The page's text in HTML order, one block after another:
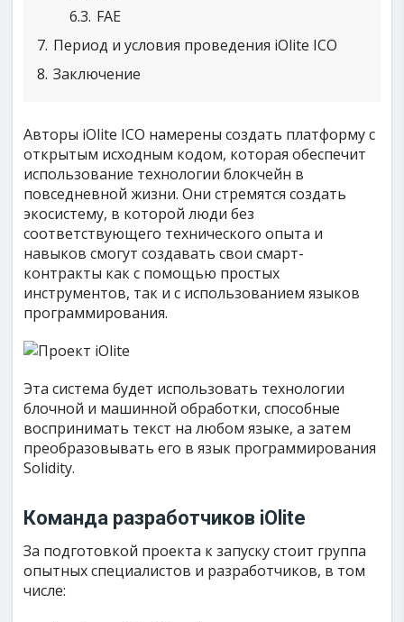
6.3 FAE
7 Период и условия проведения iOlite ICO
8 Заключение
Авторы iOlite ICO намерены создать платформу с
открытым исходным кодом, которая обеспечит
использование технологии блокчейн в
повседневной жизни. Они стремятся создать
экосистему, в которой люди без
соответствующего технического опыта и
навыков смогут создавать свои смарт-
контракты как с помощью простых
инструментов, так и с использованием языков
программирования.
Эта система будет использовать технологии
блочной и машинной обработки, способные
воспринимать текст на любом языке, а затем
преобразовывать его в язык программирования
Solidity.
Команда разработчиков iOlite
За подготовкой проекта к запуску стоит группа
опытных специалистов и разработчиков, в том
числе: